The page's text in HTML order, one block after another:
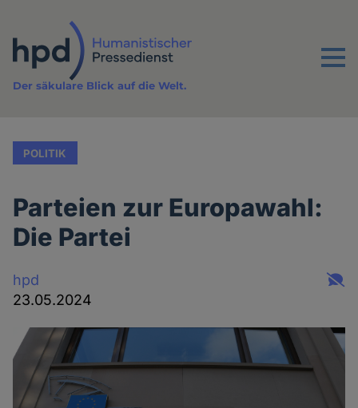
Inhalt
Menu
Der säkulare Blick auf die Welt.
POLITIK
Parteien zur Europawahl:
Die Partei
hpd
23.05.2024